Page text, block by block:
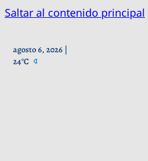
Saltar al contenido principal
agosto 6, 2026 |
24°C